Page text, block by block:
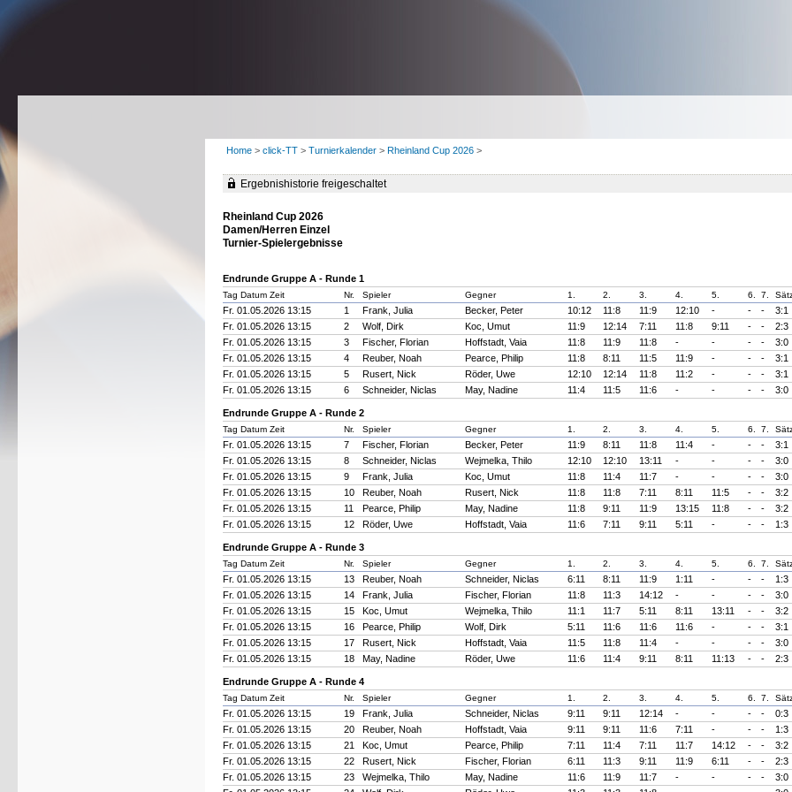
Home > click-TT > Turnierkalender > Rheinland Cup 2026 >
Ergebnishistorie freigeschaltet
Rheinland Cup 2026
Damen/Herren Einzel
Turnier-Spielergebnisse
Endrunde Gruppe A - Runde 1
Tag Datum Zeit Nr. Spieler Gegner 1. 2. 3. 4. 5. 6. 7.
Fr. 01.05.2026 13:15 1 Frank, Julia Becker, Peter 10:12 11:8 11:9 12:10 - - - 3:1
Fr. 01.05.2026 13:15
2 Wolf, Dirk Koc, Umut 11:9 12:14 7:11 11:8 9:11 - - 2:3
Fr. 01.05.2026 13:15
3 Fischer, Florian Hoffstadt, Vaia 11:8 11:9 11:8 - - - - 3:0
Fr. 01.05.2026 13:15
4 Reuber, Noah Pearce, Philip 11:8 8:11 11:5 11:9 - - - 3:1
Fr. 01.05.2026 13:15
5 Rusert, Nick Röder, Uwe 12:10 12:14 11:8 11:2 - - - 3:1
Fr. 01.05.2026 13:15
6 Schneider, Niclas May, Nadine 11:4 11:5 11:6 - - - - 3:0
Endrunde Gruppe A - Runde 2
Tag Datum Zeit Nr. Spieler Gegner 1. 2. 3. 4. 5. 6. 7.
Fr. 01.05.2026 13:15 7 Fischer, Florian Becker, Peter 11:9 8:11 11:8 11:4 - - - 3:1
Fr. 01.05.2026 13:15
8 Schneider, Niclas Wejmelka, Thilo 12:10 12:10 13:11 - - - - 3:0
Fr. 01.05.2026 13:15
9 Frank, Julia Koc, Umut 11:8 11:4 11:7 - - - - 3:0
Fr. 01.05.2026 13:15
10 Reuber, Noah Rusert, Nick 11:8 11:8 7:11 8:11 11:5 - - 3:2
Fr. 01.05.2026 13:15
11 Pearce, Philip May, Nadine 11:8 9:11 11:9 13:15 11:8 - - 3:2
Fr. 01.05.2026 13:15
12 Röder, Uwe Hoffstadt, Vaia 11:6 7:11 9:11 5:11 - - - 1:3
Endrunde Gruppe A - Runde 3
Tag Datum Zeit Nr. Spieler Gegner 1. 2. 3. 4. 5. 6. 7.
Fr. 01.05.2026 13:15 13 Reuber, Noah Schneider, Niclas 6:11 8:11 11:9 1:11 - - - 1:3
Fr. 01.05.2026 13:15
14 Frank, Julia Fischer, Florian 11:8 11:3 14:12 - - - - 3:0
Fr. 01.05.2026 13:15
15 Koc, Umut Wejmelka, Thilo 11:1 11:7 5:11 8:11 13:11 - - 3:2
Fr. 01.05.2026 13:15
16 Pearce, Philip Wolf, Dirk 5:11 11:6 11:6 11:6 - - - 3:1
Fr. 01.05.2026 13:15
17 Rusert, Nick Hoffstadt, Vaia 11:5 11:8 11:4 - - - - 3:0
Fr. 01.05.2026 13:15
18 May, Nadine Röder, Uwe 11:6 11:4 9:11 8:11 11:13 - - 2:3
Endrunde Gruppe A - Runde 4
Tag Datum Zeit Nr. Spieler Gegner 1. 2. 3. 4. 5. 6. 7.
Fr. 01.05.2026 13:15 19 Frank, Julia Schneider, Niclas 9:11 9:11 12:14 - - - - 0:3
Fr. 01.05.2026 13:15
20 Reuber, Noah Hoffstadt, Vaia 9:11 9:11 11:6 7:11 - - - 1:3
Fr. 01.05.2026 13:15
21 Koc, Umut Pearce, Philip 7:11 11:4 7:11 11:7 14:12 - - 3:2
Fr. 01.05.2026 13:15
22 Rusert, Nick Fischer, Florian 6:11 11:3 9:11 11:9 6:11 - - 2:3
Fr. 01.05.2026 13:15
23 Wejmelka, Thilo May, Nadine 11:6 11:9 11:7 - - - - 3:0